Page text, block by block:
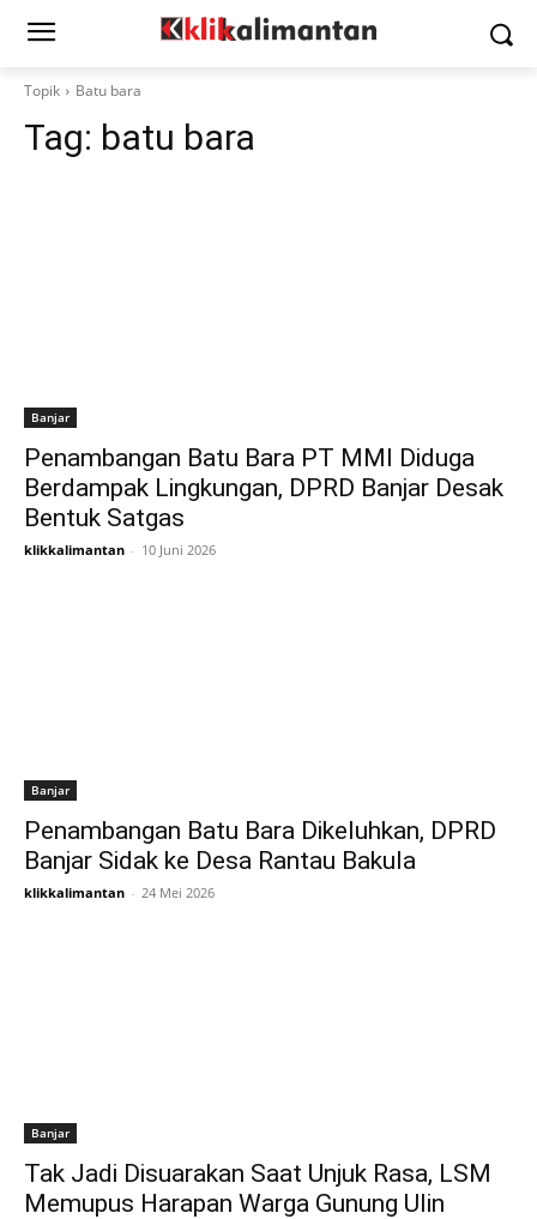
Topik Batu bara
Tag: batu bara
Banjar
Penambangan Batu Bara PT MMI Diduga
Berdampak Lingkungan, DPRD Banjar Desak
Bentuk Satgas
klikkalimantan - 10 Juni 2026
Banjar
Penambangan Batu Bara Dikeluhkan, DPRD
Banjar Sidak ke Desa Rantau Bakula
klikkalimantan - 24 Mei 2026
Banjar
Tak Jadi Disuarakan Saat Unjuk Rasa, LSM
Memupus Harapan Warga Gunung Ulin